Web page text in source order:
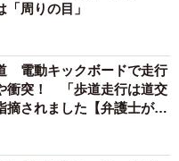
周りの目」
電動キックボードで走行
衝突！ 「歩道走行は道交
摘されました【弁護士が解